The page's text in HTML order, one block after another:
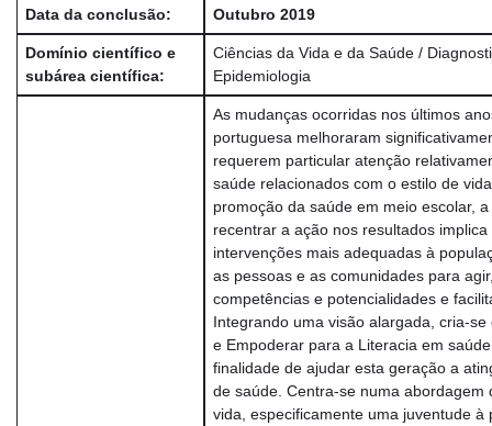
Data da conclusão: Outubro 2019
Domínio científico e
subárea científica:
Ciências da Vida e da Saúde /
Epidemiologia
As mudanças ocorridas nos últimos
portuguesa melhoraram
requerem particular atenção
saúde relacionados com o estilo de
promoção da saúde em meio escolar,
recentrar a ação nos resultados
intervenções mais adequadas à
as pessoas e as comunidades para
competências e potencialidades e
Integrando uma visão alargada, cria-
e Empoderar para a Literacia em
finalidade de ajudar esta geração a
de saúde. Centra-se numa abordagem
vida, especificamente uma juventude